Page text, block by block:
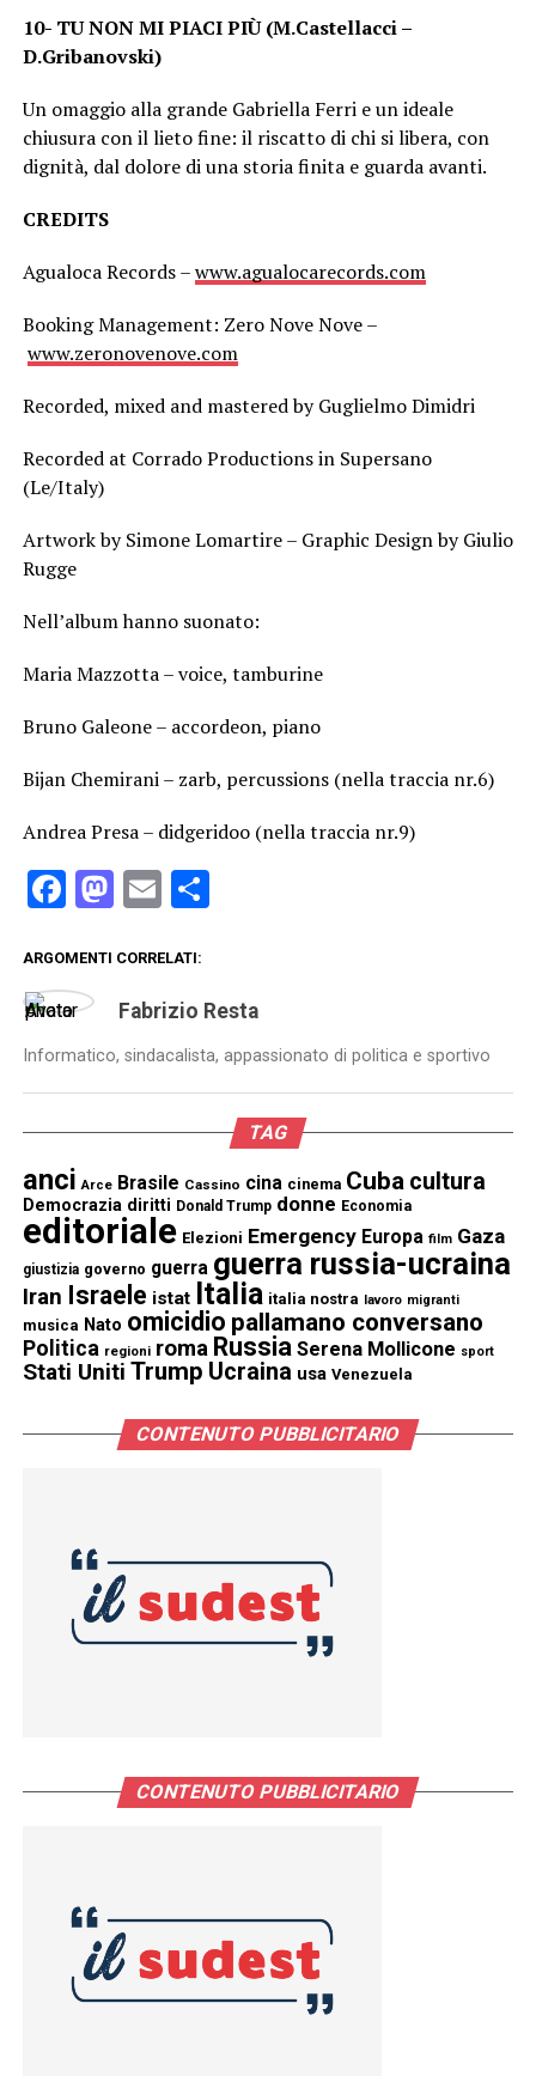
10- TU NON MI PIACI PIÙ (M.Castellacci –
D.Gribanovski)
Un omaggio alla grande Gabriella Ferri e un ideale
chiusura con il lieto fine: il riscatto di chi si libera, con
dignità, dal dolore di una storia finita e guarda avanti.
CREDITS
Agualoca Records –www.agualocarecords.com
Booking Management: Zero Nove Nove –
www.zeronovenove.com
Recorded, mixed and mastered by Guglielmo Dimidri
Recorded at Corrado Productions in Supersano
(Le/Italy)
Artwork by Simone Lomartire – Graphic Design by Giulio
Rugge
Nell’album hanno suonato:
Maria Mazzotta – voice, tamburine
Bruno Galeone – accordeon, piano
Bijan Chemirani – zarb, percussions (nella traccia nr.6)
Andrea Presa – didgeridoo (nella traccia nr.9)
Facebook
Mastodon
EmailCondividi
ARGOMENTI CORRELATI:
Fabrizio Resta
Informatico, sindacalista, appassionato di politica e sportivo
TAG
anci Arce Brasile Cassino cina cinema Cuba cultura
Democrazia diritti Donald Trump donne Economia
editoriale Elezioni Emergency Europa film Gaza
giustizia governo guerra guerra russia-ucraina
Iran Israele istat Italia italia nostra lavoro migranti
musica Nato omicidio pallamano conversano
Politica regioni roma Russia Serena Mollicone sport
Stati Uniti Trump Ucraina usa Venezuela
CONTENUTO PUBBLICITARIO
CONTENUTO PUBBLICITARIO